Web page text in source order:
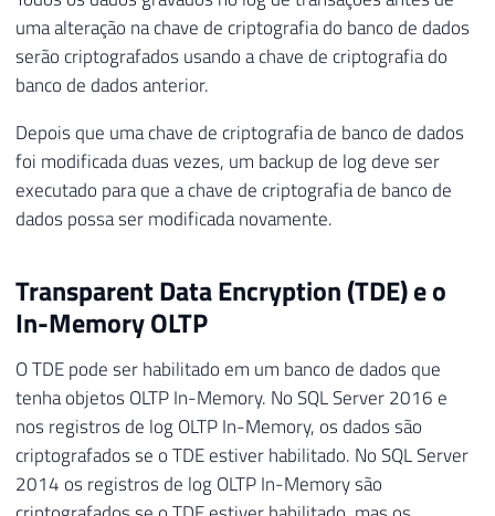
uma alteração na chave de criptografia do banco de dados
serão criptografados usando a chave de criptografia do
banco de dados anterior.
Depois que uma chave de criptografia de banco de dados
foi modificada duas vezes, um backup de log deve ser
executado para que a chave de criptografia de banco de
dados possa ser modificada novamente.
Transparent Data Encryption (TDE) e o
In-Memory OLTP
O TDE pode ser habilitado em um banco de dados que
tenha objetos OLTP In-Memory. No SQL Server 2016 e
nos registros de log OLTP In-Memory, os dados são
criptografados se o TDE estiver habilitado. No SQL Server
2014 os registros de log OLTP In-Memory são